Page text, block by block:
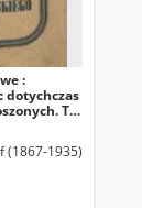
1936). Przedm.
:
dotychczas
T.
(1867-1935)